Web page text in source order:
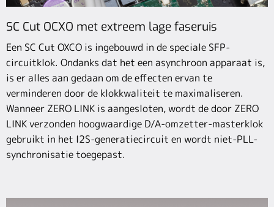
SC Cut OCXO met extreem lage faseruis
Een SC Cut OXCO is ingebouwd in de speciale SFP-
circuitklok. Ondanks dat het een asynchroon apparaat is,
is er alles aan gedaan om de effecten ervan te
verminderen door de klokkwaliteit te maximaliseren.
Wanneer ZERO LINK is aangesloten, wordt de door ZERO
LINK verzonden hoogwaardige D/A-omzetter-masterklok
gebruikt in het I2S-generatiecircuit en wordt niet-PLL-
synchronisatie toegepast.